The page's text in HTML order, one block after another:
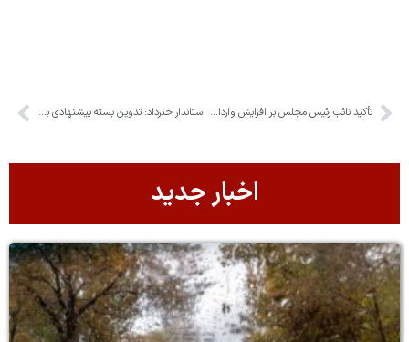
تأکید نائب رئیس مجلس بر افزایش واردات خودرو استاندار خبرداد: تدوین بسته پیشنهادی برای رفع موانع توسعه البرز
اخبار جدید